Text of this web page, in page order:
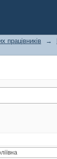
працівників →